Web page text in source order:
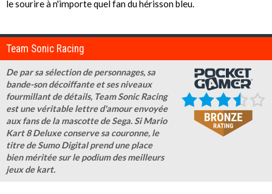
le sourire à n'importe quel fan du hérisson bleu.
Team Sonic Racing
De par sa sélection de personnages, sa
bande-son décoiffante et ses niveaux
fourmillant de détails, Team Sonic Racing
est une véritable lettre d'amour envoyée
aux fans de la mascotte de Sega. Si Mario
Kart 8 Deluxe conserve sa couronne, le
titre de Sumo Digital prend une place
bien méritée sur le podium des meilleurs
jeux de kart.